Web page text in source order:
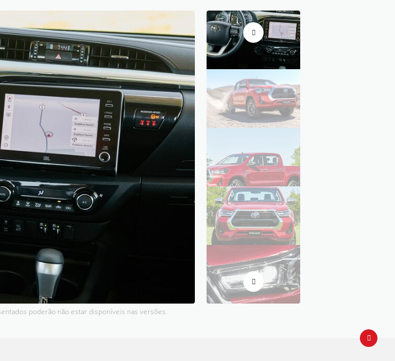
poderão não estar disponíveis nas versões.